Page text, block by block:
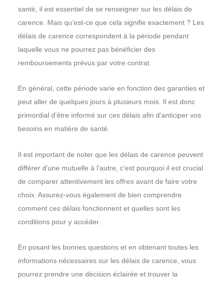
santé, il est essentiel de se renseigner sur les délais de
carence. Mais qu’est-ce que cela signifie exactement ? Les
délais de carence correspondent à la période pendant
laquelle vous ne pourrez pas bénéficier des
remboursements prévus par votre contrat.
En général, cette période varie en fonction des garanties et
peut aller de quelques jours à plusieurs mois. Il est donc
primordial d’être informé sur ces délais afin d’anticiper vos
besoins en matière de santé.
Il est important de noter que les délais de carence peuvent
différer d’une mutuelle à l’autre, c’est pourquoi il est crucial
de comparer attentivement les offres avant de faire votre
choix. Assurez-vous également de bien comprendre
comment ces délais fonctionnent et quelles sont les
conditions pour y accéder.
En posant les bonnes questions et en obtenant toutes les
informations nécessaires sur les délais de carence, vous
pourrez prendre une décision éclairée et trouver la